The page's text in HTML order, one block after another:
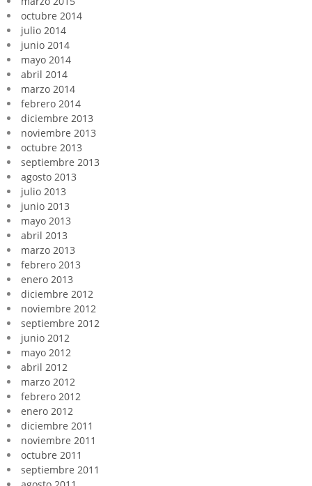
octubre 2014
julio 2014
junio 2014
mayo 2014
abril 2014
marzo 2014
febrero 2014
diciembre 2013
noviembre 2013
octubre 2013
septiembre 2013
agosto 2013
julio 2013
junio 2013
mayo 2013
abril 2013
marzo 2013
febrero 2013
enero 2013
diciembre 2012
noviembre 2012
septiembre 2012
junio 2012
mayo 2012
abril 2012
marzo 2012
febrero 2012
enero 2012
diciembre 2011
noviembre 2011
octubre 2011
septiembre 2011